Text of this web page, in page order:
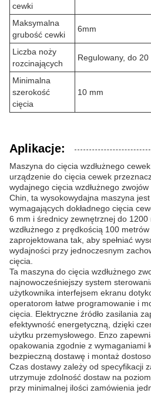
cewki
Maksymalna
grubość cewki
6mm
Liczba noży
rozcinających
Regulowany, do 20
Minimalna
szerokość
cięcia
10 mm
Aplikacje:
Maszyna do cięcia wzdłużnego
urządzenie do cięcia cewek
wydajnego cięcia wzdłużnego
Chin, ta wysokowydajna maszyna
wymagających dokładnego cięcia
6 mm i średnicy zewnętrznej do
wzdłużnego z prędkością 100 metrów
zaprojektowana tak, aby spełniać
wydajności przy jednoczesnym
cięcia.
Ta maszyna do cięcia wzdłużnego
najnowocześniejszy system
użytkownika interfejsem ekranu
operatorom łatwe programowanie i
cięcia. Elektryczne źródło zasilania
efektywność energetyczną, dzięki
użytku przemysłowego. Enzo
opakowania zgodnie z wymaganiami
bezpieczną dostawę i montaż
Czas dostawy zależy od specyfikacji
utrzymuje zdolność dostaw na
przy minimalnej ilości zamówienia